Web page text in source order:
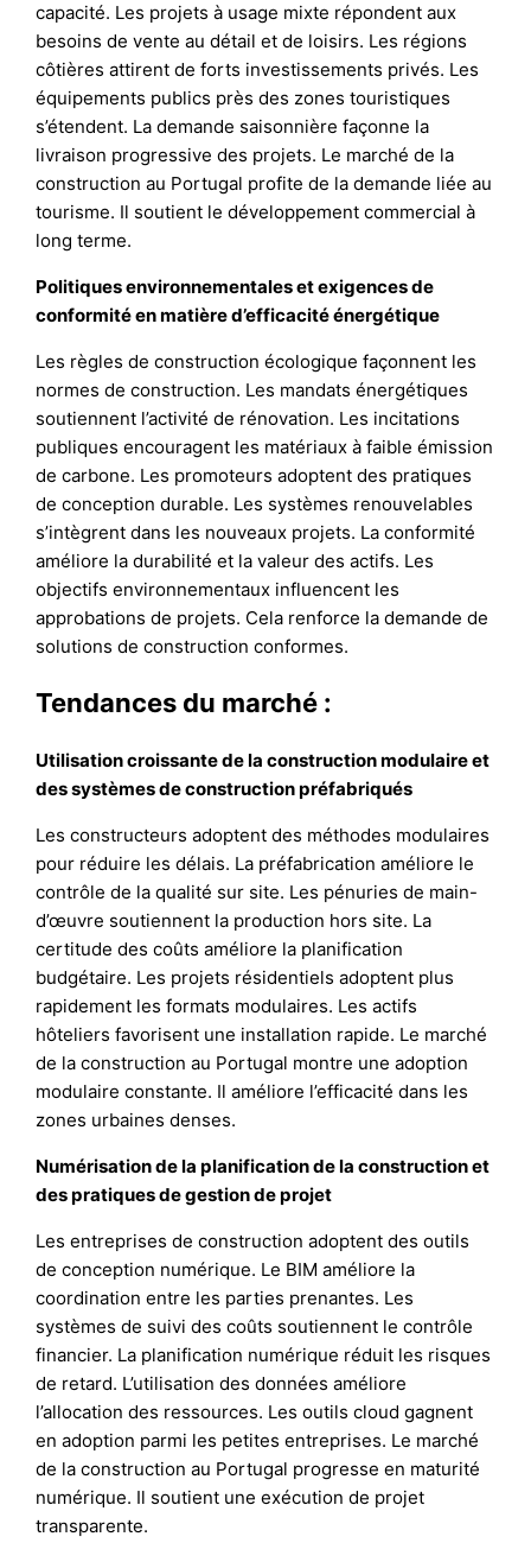
capacité. Les projets à usage mixte répondent aux
besoins de vente au détail et de loisirs. Les régions
côtières attirent de forts investissements privés. Les
équipements publics près des zones touristiques
s’étendent. La demande saisonnière façonne la
livraison progressive des projets. Le marché de la
construction au Portugal profite de la demande liée au
tourisme. Il soutient le développement commercial à
long terme.
Politiques environnementales et exigences de
conformité en matière d’efficacité énergétique
Les règles de construction écologique façonnent les
normes de construction. Les mandats énergétiques
soutiennent l’activité de rénovation. Les incitations
publiques encouragent les matériaux à faible émission
de carbone. Les promoteurs adoptent des pratiques
de conception durable. Les systèmes renouvelables
s’intègrent dans les nouveaux projets. La conformité
améliore la durabilité et la valeur des actifs. Les
objectifs environnementaux influencent les
approbations de projets. Cela renforce la demande de
solutions de construction conformes.
Tendances du marché :
Utilisation croissante de la construction modulaire et
des systèmes de construction préfabriqués
Les constructeurs adoptent des méthodes modulaires
pour réduire les délais. La préfabrication améliore le
contrôle de la qualité sur site. Les pénuries de main-
d’œuvre soutiennent la production hors site. La
certitude des coûts améliore la planification
budgétaire. Les projets résidentiels adoptent plus
rapidement les formats modulaires. Les actifs
hôteliers favorisent une installation rapide. Le marché
de la construction au Portugal montre une adoption
modulaire constante. Il améliore l’efficacité dans les
zones urbaines denses.
Numérisation de la planification de la construction et
des pratiques de gestion de projet
Les entreprises de construction adoptent des outils
de conception numérique. Le BIM améliore la
coordination entre les parties prenantes. Les
systèmes de suivi des coûts soutiennent le contrôle
financier. La planification numérique réduit les risques
de retard. L’utilisation des données améliore
l’allocation des ressources. Les outils cloud gagnent
en adoption parmi les petites entreprises. Le marché
de la construction au Portugal progresse en maturité
numérique. Il soutient une exécution de projet
transparente.